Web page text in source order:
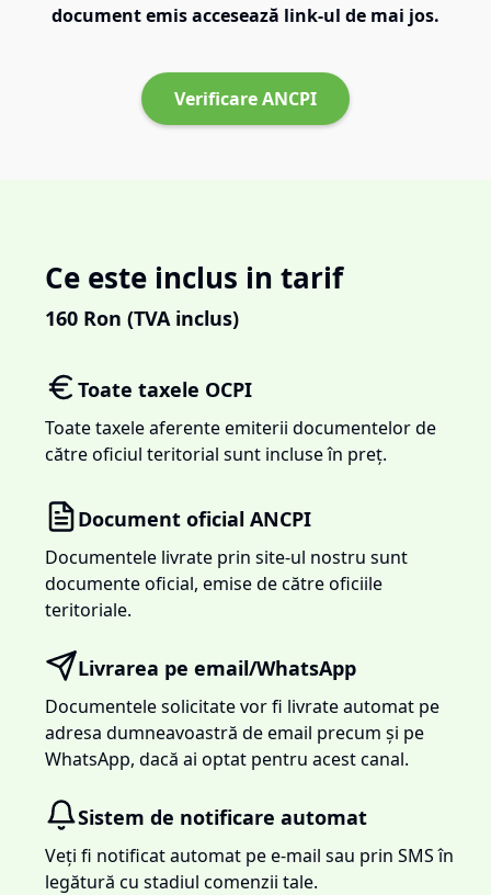
document emis accesează link-ul de mai jos.
Verificare ANCPI
Ce este inclus in tarif
160 Ron (TVA inclus)
Toate taxele OCPI
Toate taxele aferente emiterii documentelor de
către oficiul teritorial sunt incluse în preț.
Document oficial ANCPI
Documentele livrate prin site-ul nostru sunt
documente oficial, emise de către oficiile
teritoriale.
Livrarea pe email/WhatsApp
Documentele solicitate vor fi livrate automat pe
adresa dumneavoastră de email precum și pe
WhatsApp, dacă ai optat pentru acest canal.
Sistem de notificare automat
Veți fi notificat automat pe e-mail sau prin SMS în
legătură cu stadiul comenzii tale.